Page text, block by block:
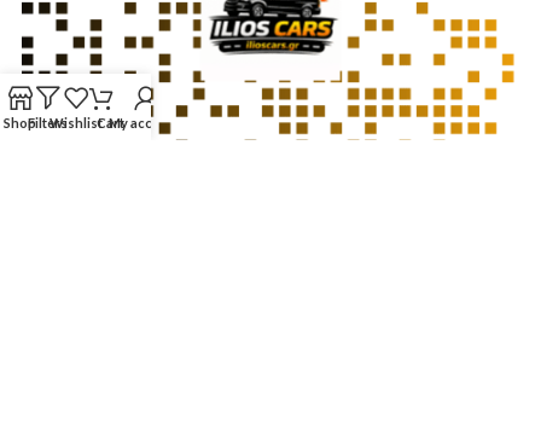
ShopFiltersWishlistCartMy account